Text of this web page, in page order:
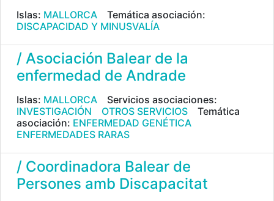
Islas: MALLORCA
Temática asociación:
DISCAPACIDAD Y MINUSVALÍA
/ Asociación Balear de la
enfermedad de Andrade
Islas: MALLORCA
Servicios asociaciones:
INVESTIGACIÓN
OTROS SERVICIOS
Temática
asociación: ENFERMEDAD GENÉTICA
ENFERMEDADES RARAS
/ Coordinadora Balear de
Persones amb Discapacitat